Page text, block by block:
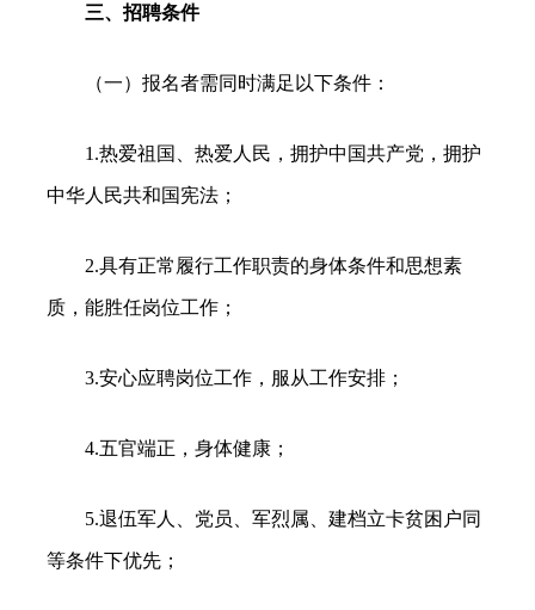
三、招聘条件
（一）报名者需同时满足以下条件：
1.热爱祖国、热爱人民，拥护中国共产党，拥护
中华人民共和国宪法；
2.具有正常履行工作职责的身体条件和思想素
质，能胜任岗位工作；
3.安心应聘岗位工作，服从工作安排；
4.五官端正，身体健康；
5.退伍军人、党员、军烈属、建档立卡贫困户同
等条件下优先；